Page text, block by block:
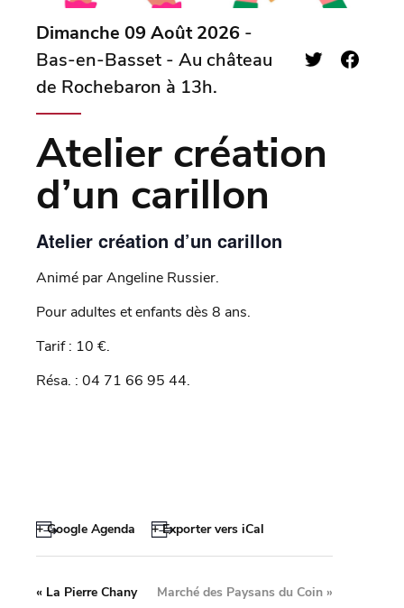
Dimanche 09 Août 2026 -
Bas-en-Basset - Au château
de Rochebaron à 13h.
Atelier création
d’un carillon
Atelier création d’un carillon
Animé par Angeline Russier.
Pour adultes et enfants dès 8 ans.
Tarif : 10 €.
Résa. : 04 71 66 95 44.
+ Google Agenda + Exporter vers iCal
« La Pierre Chany Marché des Paysans du Coin »